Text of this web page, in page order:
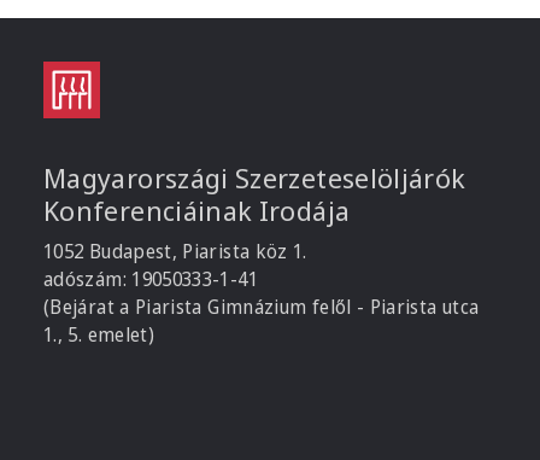
Magyarországi Szerzeteselöljárók
Konferenciáinak Irodája
1052 Budapest, Piarista köz 1.
adószám: 19050333-1-41
(Bejárat a Piarista Gimnázium felől - Piarista utca
1., 5. emelet)